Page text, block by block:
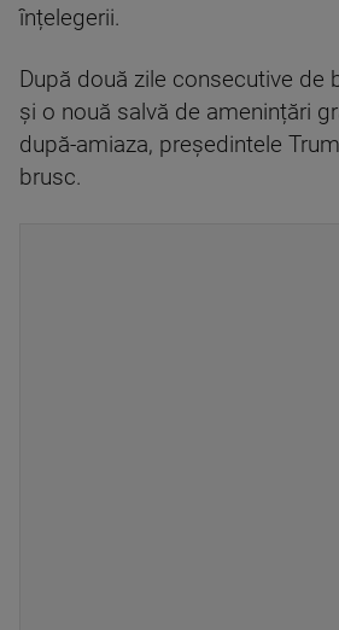
înțelegerii.
După două zile consecutive de
și o nouă salvă de amenințări
după-amiaza, președintele
brusc.